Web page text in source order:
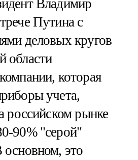
Владимир
Путина с
деловых кругов
области
которая
учета,
российском рынке
90% "серой"
это